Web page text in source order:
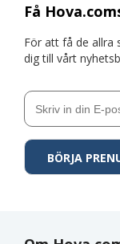
Få
För att få de allra
dig till vårt